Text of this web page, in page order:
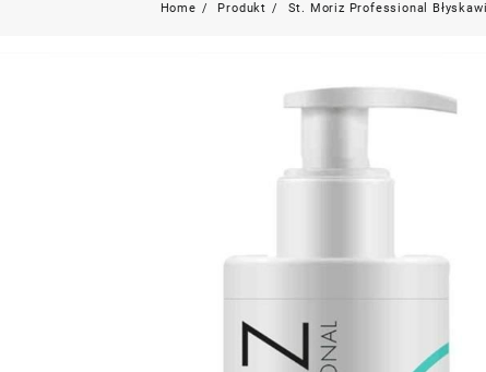
Home Produkt St. Moriz Professional